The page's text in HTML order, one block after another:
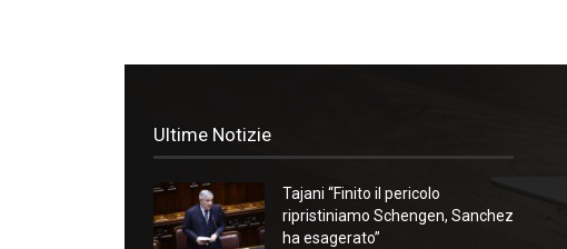
Ultime Notizie
Tajani “Finito il pericolo
ripristiniamo Schengen, Sanchez
ha esagerato”